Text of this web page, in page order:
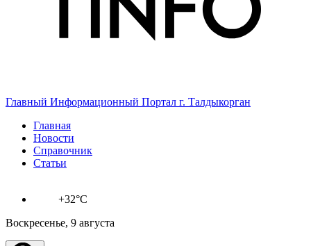
Главный Информационный Портал г. Талдыкорган
Главная
Новости
Справочник
Статьи
+32°C
Воскресенье, 9 августа